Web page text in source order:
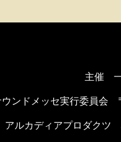
主催 一
ンドメッセ実行委員会
アルカディアプロダクツ